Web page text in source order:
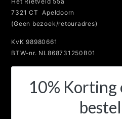
7321 CT Apeldoorn
(Geen bezoek/retouradres)
KvK 98980661
BTW-nr. NL868731250B01
10% Korting